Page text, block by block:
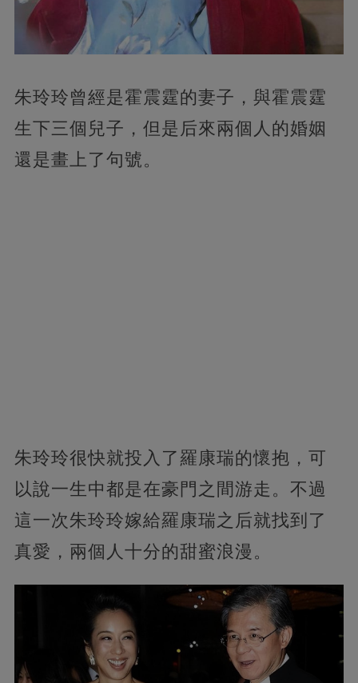
朱玲玲曾經是霍震霆的妻子，與霍震霆
生下三個兒子，但是后來兩個人的婚姻
還是畫上了句號。
朱玲玲很快就投入了羅康瑞的懷抱，可
以說一生中都是在豪門之間游走。不過
這一次朱玲玲嫁給羅康瑞之后就找到了
真愛，兩個人十分的甜蜜浪漫。